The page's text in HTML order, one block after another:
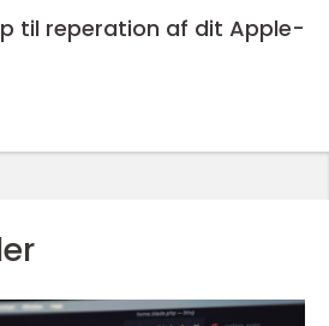
til reperation af dit Apple-